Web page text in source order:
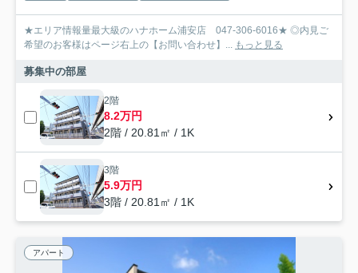
★エリア情報量最大級のハナホーム浦安店 047-306-6016★ ◎内見ご
希望のお客様はページ右上の【お問い合わせ】... もっと見る
募集中の部屋
2階
8.2万円
2階 / 20.81㎡ / 1K
3階
5.9万円
3階 / 20.81㎡ / 1K
アパート